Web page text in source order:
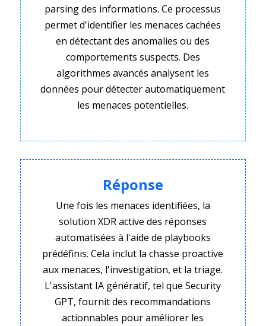
parsing des informations. Ce processus
permet d'identifier les menaces cachées
en détectant des anomalies ou des
comportements suspects. Des
algorithmes avancés analysent les
données pour détecter automatiquement
les menaces potentielles.
Réponse
Une fois les menaces identifiées, la
solution XDR active des réponses
automatisées à l'aide de playbooks
prédéfinis. Cela inclut la chasse proactive
aux menaces, l'investigation, et la triage.
L'assistant IA génératif, tel que Security
GPT, fournit des recommandations
actionnables pour améliorer les